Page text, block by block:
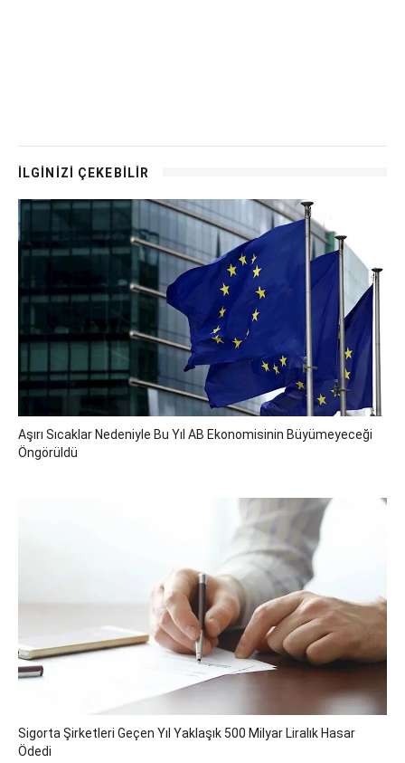
İLGİNİZİ ÇEKEBİLİR
Aşırı Sıcaklar Nedeniyle Bu Yıl AB Ekonomisinin Büyümeyeceği
Öngörüldü
Sigorta Şirketleri Geçen Yıl Yaklaşık 500 Milyar Liralık Hasar
Ödedi